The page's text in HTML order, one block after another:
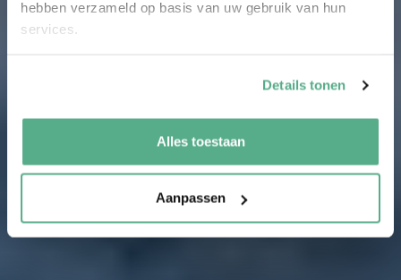
hebben verzameld op basis van uw gebruik van hun
services.
Details tonen
Alles toestaan
Aanpassen